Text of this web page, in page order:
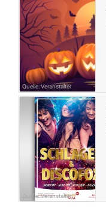
Quelle: Veranstalter
Quelle: Veranstalter